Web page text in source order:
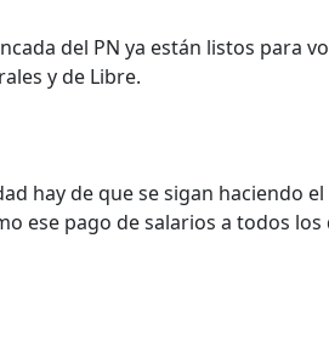
del PN ya están listos para
y de Libre.
hay de que se sigan haciendo
ese pago de salarios a todos